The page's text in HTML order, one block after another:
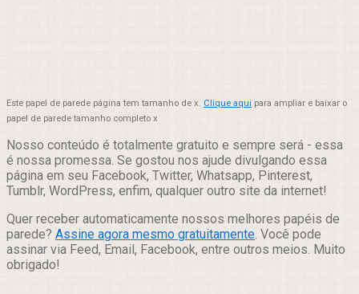
Este papel de parede página tem tamanho de x. Clique aqui para ampliar e baixar o
papel de parede tamanho completo x
Nosso conteúdo é totalmente gratuito e sempre será - essa
é nossa promessa. Se gostou nos ajude divulgando essa
página em seu Facebook, Twitter, Whatsapp, Pinterest,
Tumblr, WordPress, enfim, qualquer outro site da internet!
Quer receber automaticamente nossos melhores papéis de
parede? Assine agora mesmo gratuitamente. Você pode
assinar via Feed, Email, Facebook, entre outros meios. Muito
obrigado!